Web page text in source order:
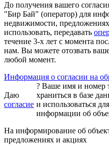
До получения вашего
"Бир Бай" (оператор) для
недвижимости,
использовать, передавать
течение 3-х лет с момента
нам. Вы можете отозвать
любой момент.
Информация о согласии на
Даю
согласие
? Ваше имя и номер
храниться в базе
и использоваться
информации об
На информирование об
предложениях и акциях